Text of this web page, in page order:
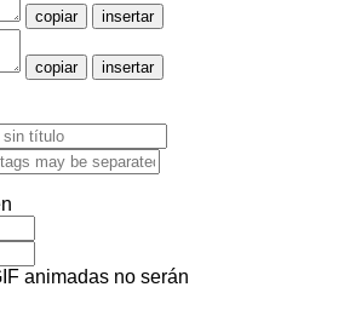
copiar insertar
copiar insertar
animadas no serán